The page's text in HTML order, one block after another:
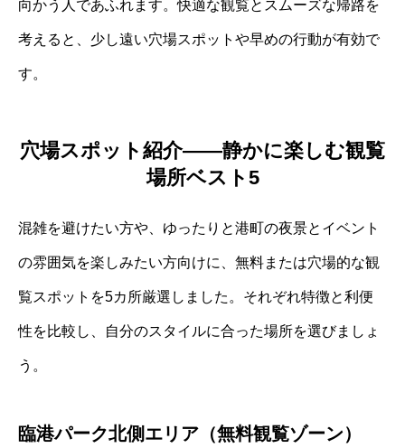
向かう人であふれます。快適な観覧とスムーズな帰路を
考えると、少し遠い穴場スポットや早めの行動が有効で
す。
穴場スポット紹介――静かに楽しむ観覧
場所ベスト5
混雑を避けたい方や、ゆったりと港町の夜景とイベント
の雰囲気を楽しみたい方向けに、無料または穴場的な観
覧スポットを5カ所厳選しました。それぞれ特徴と利便
性を比較し、自分のスタイルに合った場所を選びましょ
う。
臨港パーク北側エリア（無料観覧ゾーン）